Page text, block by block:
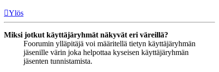
Ylös
Miksi jotkut käyttäjäryhmät näkyvät eri väreillä?
Foorumin ylläpitäjä voi määritellä tietyn käyttäjäryhmän
jäsenille värin joka helpottaa kyseisen käyttäjäryhmän
jäsenten tunnistamista.